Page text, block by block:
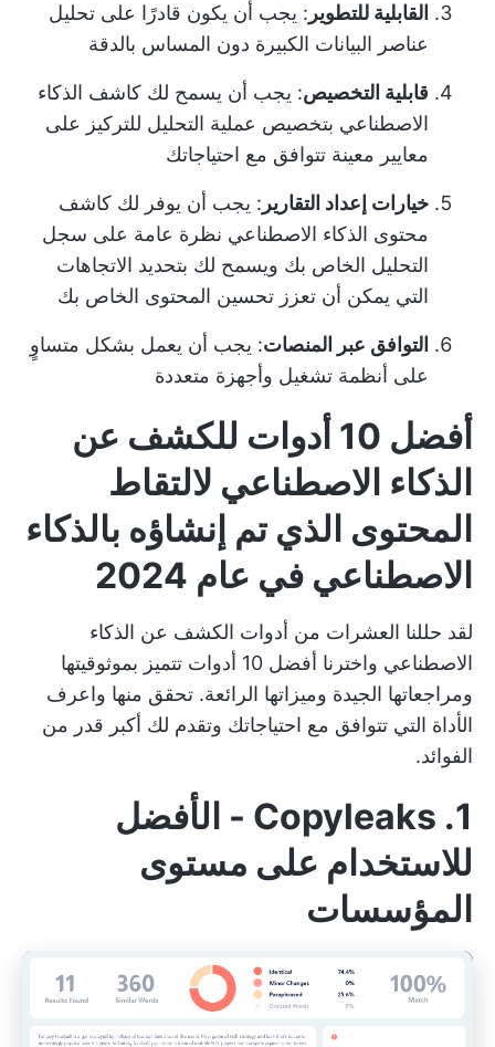
القابلية للتطوير : يجب أن يكون قادرًا على تحليل
عناصر البيانات الكبيرة دون المساس بالدقة
قابلية التخصيص: يجب أن يسمح لك كاشف الذكاء
الاصطناعي بتخصيص عملية التحليل للتركيز على
معايير معينة تتوافق مع احتياجاتك
خيارات إعداد التقارير : يجب أن يوفر لك كاشف
محتوى الذكاء الاصطناعي نظرة عامة على سجل
التحليل الخاص بك ويسمح لك بتحديد الاتجاهات
التي يمكن أن تعزز تحسين المحتوى الخاص بك
التوافق عبر المنصات: يجب أن يعمل بشكل متساوٍ
على أنظمة تشغيل وأجهزة متعددة
أفضل 10 أدوات للكشف عن
الذكاء الاصطناعي لالتقاط
المحتوى الذي تم إنشاؤه بالذكاء
الاصطناعي في عام 2024
لقد حللنا العشرات من أدوات الكشف عن الذكاء
الاصطناعي واخترنا أفضل 10 أدوات تتميز بموثوقيتها
ومراجعاتها الجيدة وميزاتها الرائعة. تحقق منها واعرف
الأداة التي تتوافق مع احتياجاتك وتقدم لك أكبر قدر من
الفوائد.
1. Copyleaks - الأفضل
للاستخدام على مستوى
المؤسسات